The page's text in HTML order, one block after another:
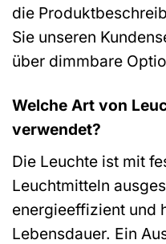
die
Sie unseren
über dimmbare
Welche Art von
verwendet?
Die Leuchte ist mit
Leuchtmitteln
energieeffizient und
Lebensdauer. Ein